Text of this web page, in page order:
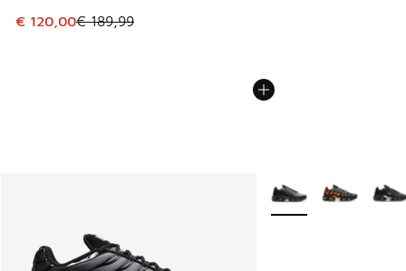
Dit artikel is in de uitverkoop. Dit artikel is in de
€ 120,00€ 189,99
Meer kleuren